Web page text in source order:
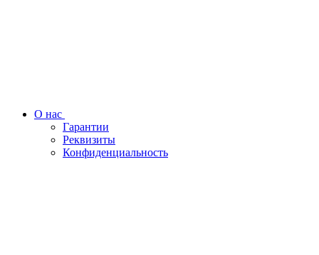
О нас
Гарантии
Реквизиты
Конфиденциальность